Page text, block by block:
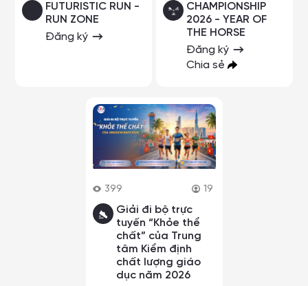
FUTURISTIC RUN -
RUN ZONE
Đăng ký
CHAMPIONSHIP
2026 - YEAR OF
THE HORSE
Đăng ký
Chia sẻ
399 19
Giải đi bộ trực
tuyến “Khỏe thể
chất” của Trung
tâm Kiểm định
chất lượng giáo
dục năm 2026